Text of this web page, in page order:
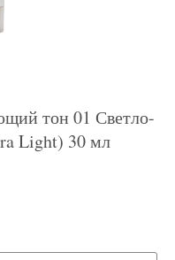
тон 01 Светло-
Light) 30 мл